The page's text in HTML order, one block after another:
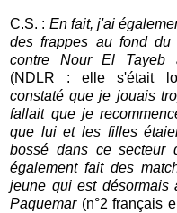
C.S. : En fait, j'ai
des frappes au fond du
contre Nour El Tayeb
(NDLR : elle s'était
constaté que je jouais
fallait que je
que lui et les filles
bossé dans ce secteur
également fait des
jeune qui est désormais
Paquemar(n°2 français